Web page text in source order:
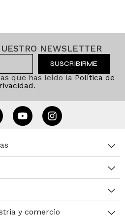
NEWSLETTER
SUSCRIBIRME
que has leído la Política de
.
y comercio